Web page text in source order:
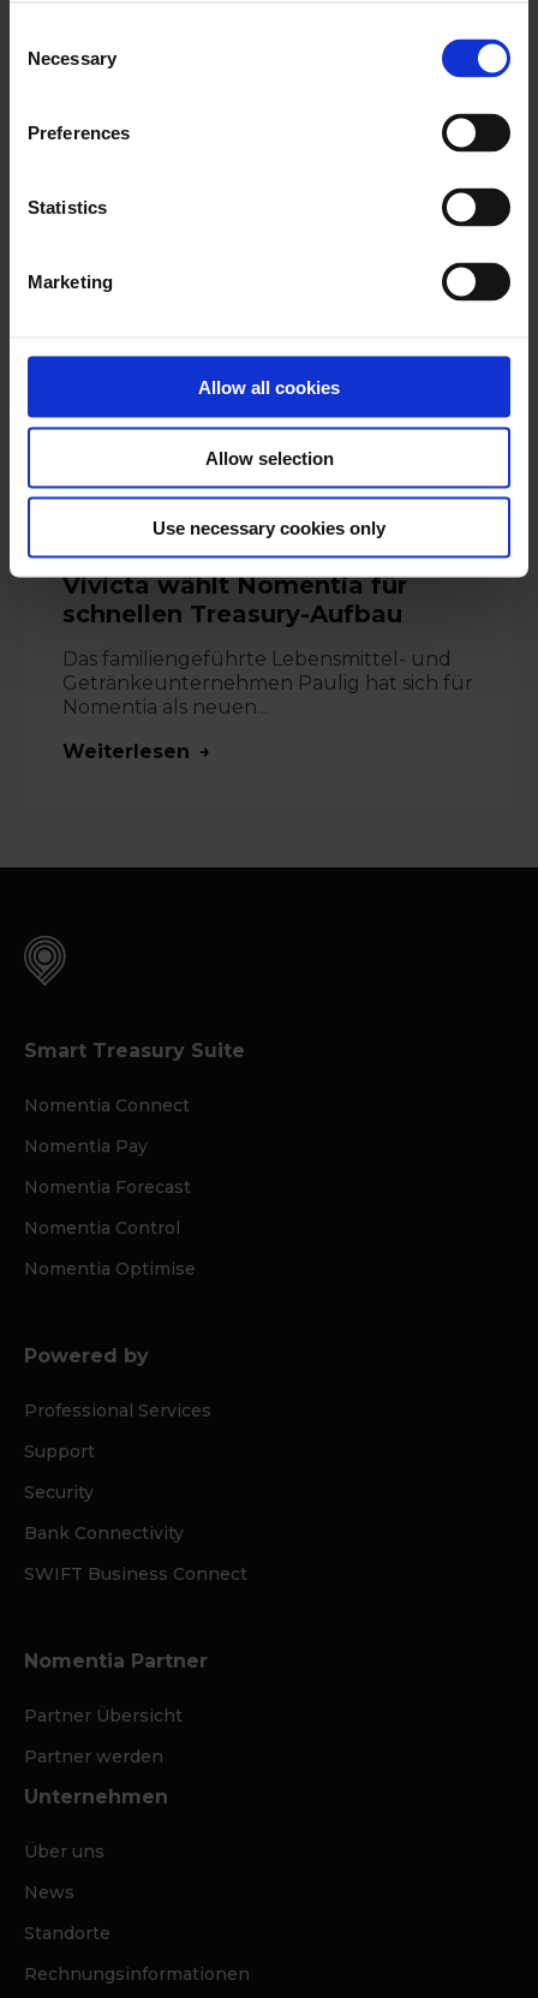
Selection
Necessary
Preferences
Statistics
Marketing
Allow all cookies
Allow selection
Use necessary cookies only
Getränkeunternehmen Paulig hat sich für
Nomentia als neuen...
12. März 2026
Neova Group entscheidet sich
für Nomentia im Treasury
Getränkeunternehmen Paulig hat sich für
Nomentia als neuen...
Weiterlesen
13. Februar 2026
Vivicta wählt Nomentia für
schnellen Treasury-Aufbau
Das familiengeführte Lebensmittel- und
Getränkeunternehmen Paulig hat sich für
Nomentia als neuen...
Weiterlesen
Smart Treasury Suite
Nomentia Connect
Nomentia Pay
Nomentia Forecast
Nomentia Control
Nomentia Optimise
Powered by
Professional Services
Support
Security
Bank Connectivity
SWIFT Business Connect
Nomentia Partner
Partner Übersicht
Partner werden
Unternehmen
Über uns
News
Standorte
Rechnungsinformationen